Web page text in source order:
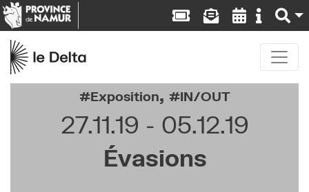
Exposition, IN/OUT
27.11.19
05.12.19
Évasions